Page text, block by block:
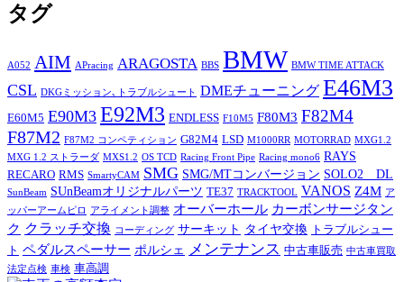
タグ
A052 AIM APracing ARAGOSTA BBS BMW BMW TIME ATTACK
CSL DKGミッション､トラブルシュート DMEチューニング E46M3
E60M5 E90M3 E92M3 ENDLESS F10M5 F80M3 F82M4
F87M2 F87M2 コンペティション G82M4 LSD M1000RR MOTORRAD MXG1.2
MXG 1.2 ストラーダ MXS1.2 OS TCD Racing Front Pipe Racing mono6 RAYS
RECARO RMS SmartyCAM SMG SMG/MTコンバージョン SOLO2 DL
SunBeam SUnBeamオリジナルパーツ TE37 TRACKTOOL VANOS Z4M ア
ッパーアームピロ
アライメント調整 オーバーホール カーボンサージタン
ク クラッチ交換 コーディング サーキット タイヤ交換
トラブルシュー
ト ペダルスペーサー ポルシェ メンテナンス 中古車販売 中古車買取
法定点検 車検 車高調